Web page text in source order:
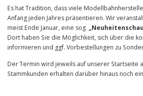
Es hat Tradition, dass viele
Anfang jeden Jahres präsentieren. Wir
meist Ende Januar, eine sog.
Dort haben Sie die Möglichkeit, sich über die
informieren und ggf. Vorbestellungen zu
Der Termin wird jeweils auf unserer Startseite
Stammkunden erhalten darüber hinaus noch